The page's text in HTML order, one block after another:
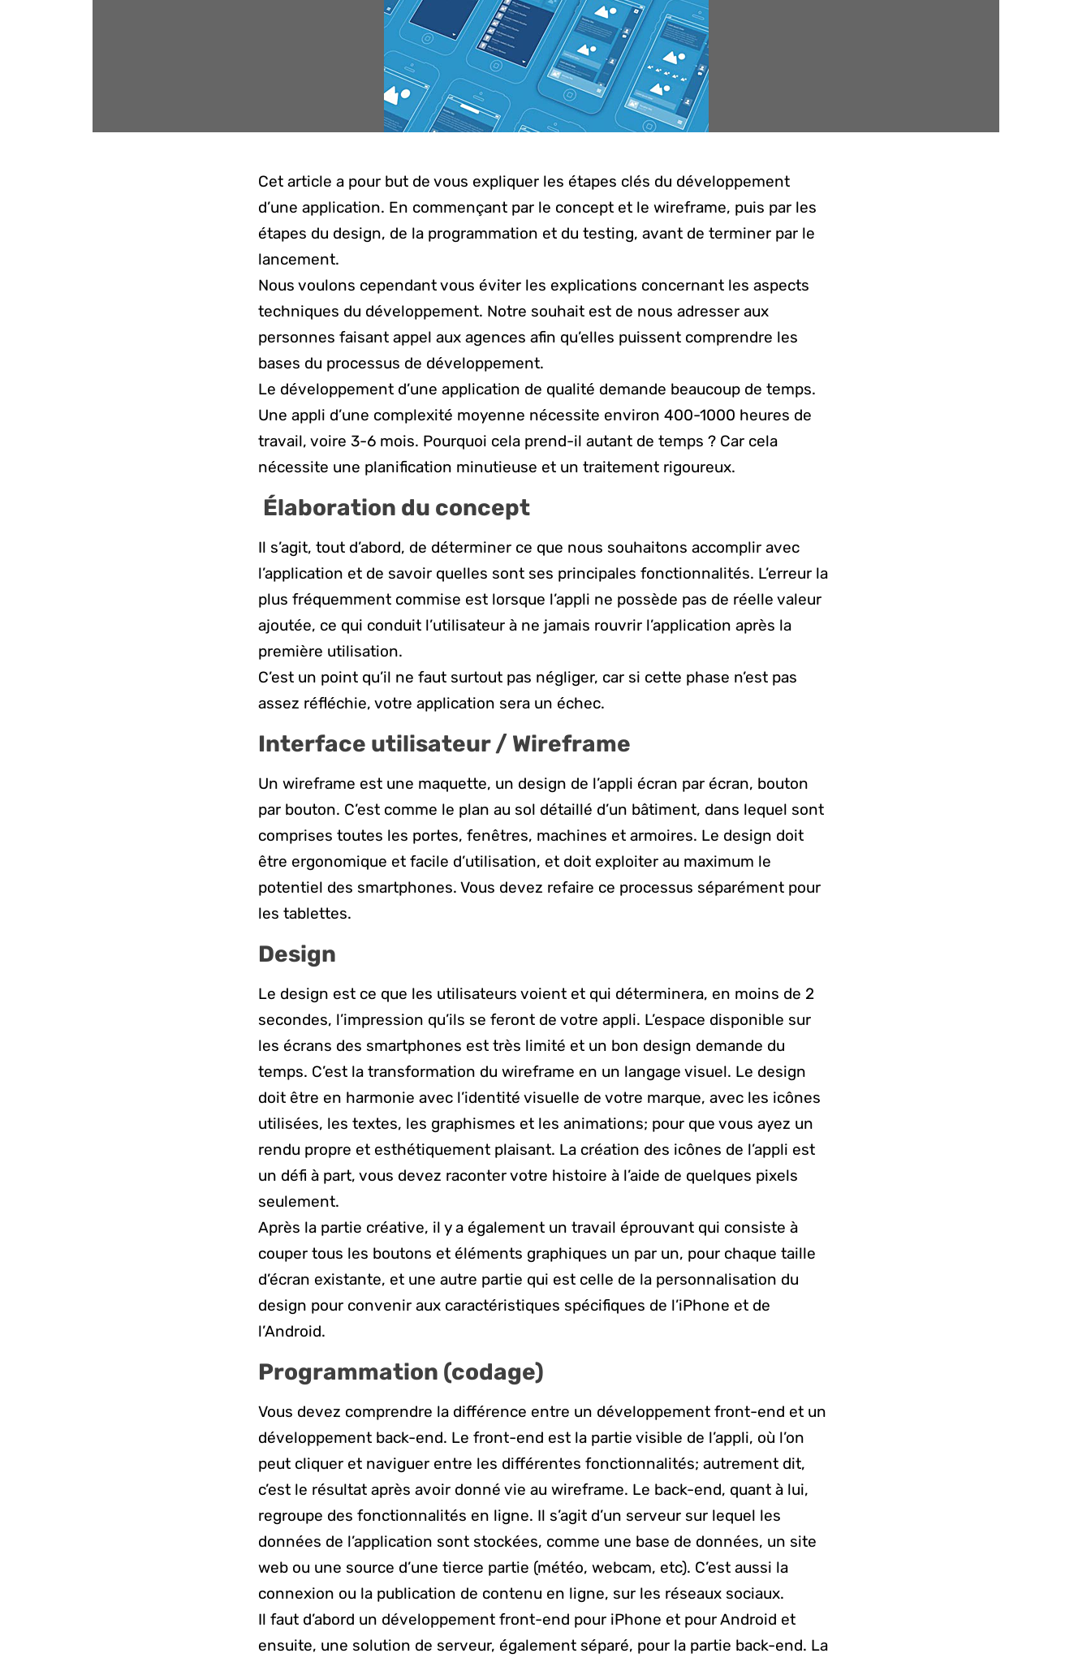
Cet article a pour but de vous expliquer les étapes clés du développement
d’une application. En commençant par le concept et le wireframe, puis par les
étapes du design, de la programmation et du testing, avant de terminer par le
lancement.
Nous voulons cependant vous éviter les explications concernant les aspects
techniques du développement. Notre souhait est de nous adresser aux
personnes faisant appel aux agences afin qu’elles puissent comprendre les
bases du processus de développement.
Le développement d’une application de qualité demande beaucoup de temps.
Une appli d’une complexité moyenne nécessite environ 400-1000 heures de
travail, voire 3-6 mois. Pourquoi cela prend-il autant de temps ? Car cela
nécessite une planification minutieuse et un traitement rigoureux.
Élaboration du concept
Il s’agit, tout d’abord, de déterminer ce que nous souhaitons accomplir avec
l’application et de savoir quelles sont ses principales fonctionnalités. L’erreur la
plus fréquemment commise est lorsque l’appli ne possède pas de réelle valeur
ajoutée, ce qui conduit l’utilisateur à ne jamais rouvrir l’application après la
première utilisation.
C’est un point qu’il ne faut surtout pas négliger, car si cette phase n’est pas
assez réfléchie, votre application sera un échec.
Interface utilisateur / Wireframe
Un wireframe est une maquette, un design de l’appli écran par écran, bouton
par bouton. C’est comme le plan au sol détaillé d’un bâtiment, dans lequel sont
comprises toutes les portes, fenêtres, machines et armoires. Le design doit
être ergonomique et facile d’utilisation, et doit exploiter au maximum le
potentiel des smartphones. Vous devez refaire ce processus séparément pour
les tablettes.
Design
Le design est ce que les utilisateurs voient et qui déterminera, en moins de 2
secondes, l’impression qu’ils se feront de votre appli. L’espace disponible sur
les écrans des smartphones est très limité et un bon design demande du
temps. C’est la transformation du wireframe en un langage visuel. Le design
doit être en harmonie avec l’identité visuelle de votre marque, avec les icônes
utilisées, les textes, les graphismes et les animations; pour que vous ayez un
rendu propre et esthétiquement plaisant. La création des icônes de l’appli est
un défi à part, vous devez raconter votre histoire à l’aide de quelques pixels
seulement.
Après la partie créative, il y a également un travail éprouvant qui consiste à
couper tous les boutons et éléments graphiques un par un, pour chaque taille
d’écran existante, et une autre partie qui est celle de la personnalisation du
design pour convenir aux caractéristiques spécifiques de l’iPhone et de
l’Android.
Programmation (codage)
Vous devez comprendre la différence entre un développement front-end et un
développement back-end. Le front-end est la partie visible de l’appli, où l’on
peut cliquer et naviguer entre les différentes fonctionnalités; autrement dit,
c’est le résultat après avoir donné vie au wireframe. Le back-end, quant à lui,
regroupe des fonctionnalités en ligne. Il s’agit d’un serveur sur lequel les
données de l’application sont stockées, comme une base de données, un site
web ou une source d’une tierce partie (météo, webcam, etc). C’est aussi la
connexion ou la publication de contenu en ligne, sur les réseaux sociaux.
Il faut d’abord un développement front-end pour iPhone et pour Android et
ensuite, une solution de serveur, également séparé, pour la partie back-end. La